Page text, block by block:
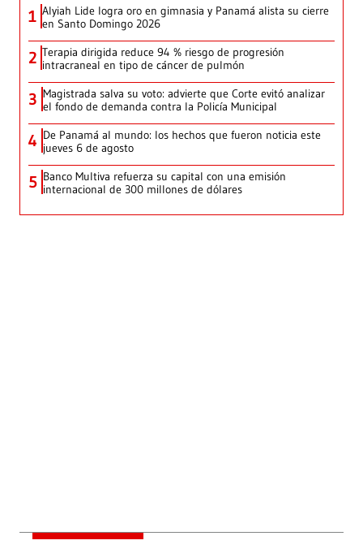
1 Alyiah Lide logra oro en gimnasia y Panamá alista su cierre
en Santo Domingo 2026
2 Terapia dirigida reduce 94 % riesgo de progresión
intracraneal en tipo de cáncer de pulmón
3 Magistrada salva su voto: advierte que Corte evitó analizar
el fondo de demanda contra la Policía Municipal
4 De Panamá al mundo: los hechos que fueron noticia este
jueves 6 de agosto
5 Banco Multiva refuerza su capital con una emisión
internacional de 300 millones de dólares